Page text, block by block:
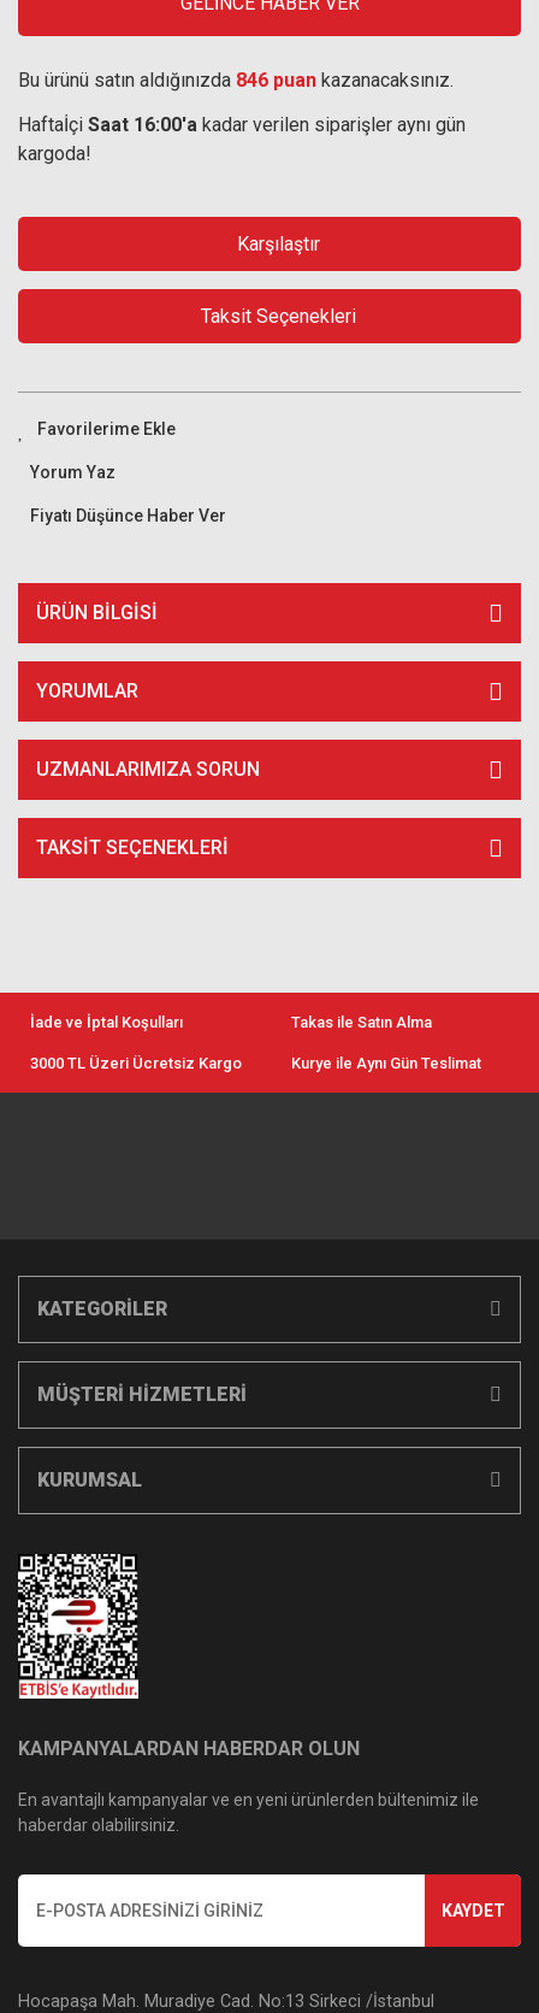
Bu ürünü satın aldığınızda 846 puan kazanacaksınız.
Haftaİçi Saat 16:00'a kadar verilen siparişler aynı gün
kargoda!
Karşılaştır
Taksit Seçenekleri
Yorum Yaz
Fiyatı Düşünce Haber Ver
ÜRÜN BILGISI
YORUMLAR
UZMANLARIMIZA SORUN
TAKSIT SEÇENEKLERI
İade ve İptal Koşulları Takas ile Satın Alma
3000 TL Üzeri Ücretsiz Kargo Kurye ile Aynı Gün Teslimat
KATEGORİLER
MÜŞTERİ HİZMETLERİ
KURUMSAL
KAMPANYALARDAN HABERDAR OLUN
En avantajlı kampanyalar ve en yeni ürünlerden bültenimiz ile
haberdar olabilirsiniz.
KAYDET
Hocapaşa Mah. Muradiye Cad. No:13 Sirkeci /İstanbul